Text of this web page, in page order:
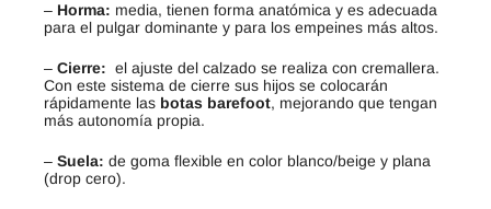
– Horma: media, tienen forma anatómica y es adecuada
para el pulgar dominante y para los empeines más altos.
– Cierre: el ajuste del calzado se realiza con cremallera.
Con este sistema de cierre sus hijos se colocarán
rápidamente las botas barefoot, mejorando que tengan
más autonomía propia.
– Suela: de goma flexible en color blanco/beige y plana
(drop cero).